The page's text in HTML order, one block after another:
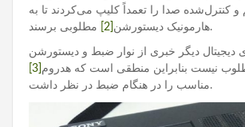
و کنترل‌شده‌ صدا را تعمداً کلیپ می‌کردند تا به
هارمونیک دیستورشنمطلوبی برسند.
دیجیتال دیگر خبری از نوار ضبط و دیستورشن
نیست بنابراین منطقی است که هدروم
مناسب را در هنگام ضبط در نظر داشت.